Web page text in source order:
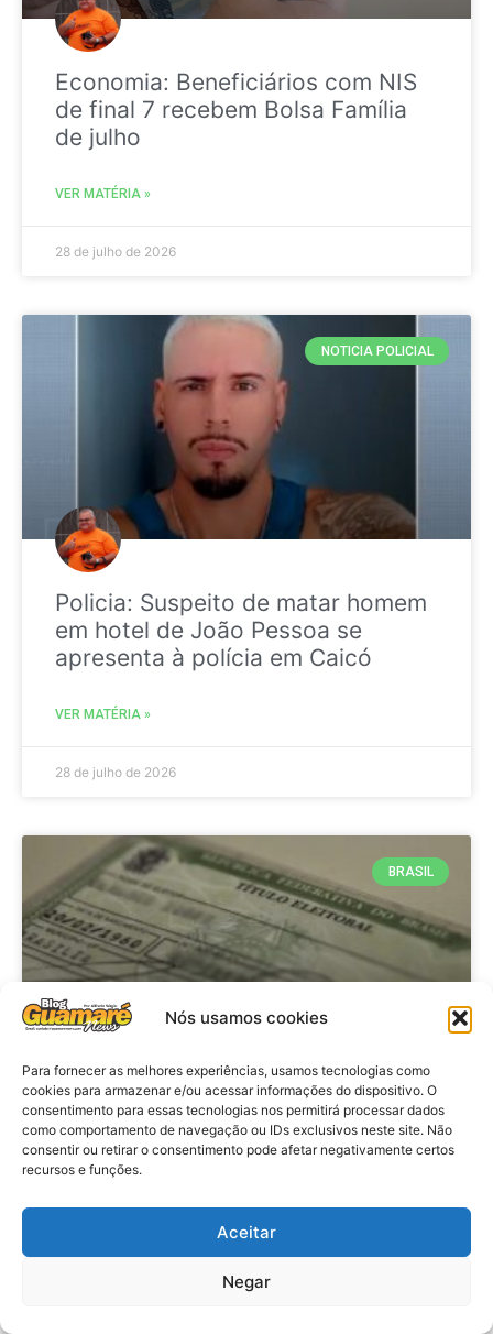
Nós usamos cookies
Para fornecer as melhores experiências, usamos tecnologias como
cookies para armazenar e/ou acessar informações do dispositivo. O
consentimento para essas tecnologias nos permitirá processar dados
como comportamento de navegação ou IDs exclusivos neste site. Não
consentir ou retirar o consentimento pode afetar negativamente certos
recursos e funções.
Aceitar
Negar
Economia: Beneficiários com NIS
de final 7 recebem Bolsa Família
de julho
VER MATÉRIA »
28 de julho de 2026
NOTICIA POLICIAL
Policia: Suspeito de matar homem
em hotel de João Pessoa se
apresenta à polícia em Caicó
VER MATÉRIA »
28 de julho de 2026
BRASIL
Brasil: Policia Federal investiga
753 casos de crimes eleitorais
antes das eleições